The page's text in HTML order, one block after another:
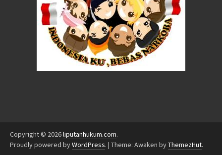
Copyright © 2026liputanhukum.com.
Proudly powered byWordPress. | Theme: Awaken byThemezHut.